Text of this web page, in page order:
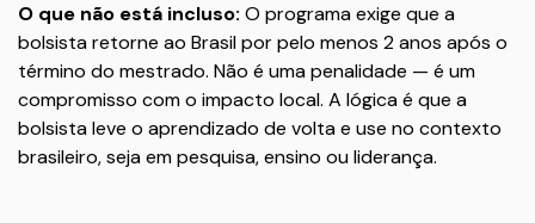
O que não está incluso: O programa exige que a
bolsista retorne ao Brasil por pelo menos 2 anos após o
término do mestrado. Não é uma penalidade — é um
compromisso com o impacto local. A lógica é que a
bolsista leve o aprendizado de volta e use no contexto
brasileiro, seja em pesquisa, ensino ou liderança.